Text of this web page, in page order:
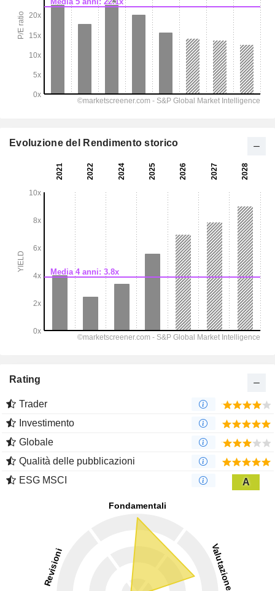
Evoluzione del Rendimento storico
Rating
Trader
Investimento
Globale
Qualità delle pubblicazioni
ESG MSCI
A